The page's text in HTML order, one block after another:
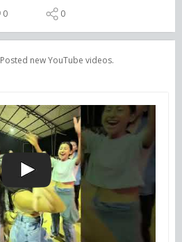
0 0
Posted new YouTube videos.